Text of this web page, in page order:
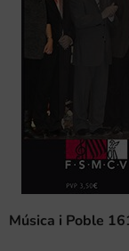
Música i Poble